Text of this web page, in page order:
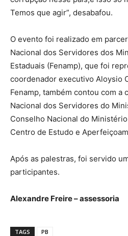
Temos que agir”, desabafou.
O evento foi realizado em
Nacional dos Servidores dos
Estaduais (Fenamp), que foi
coordenador executivo Aloysio
Fenamp, também contou com a
Nacional dos Servidores do
Conselho Nacional do
Centro de Estudo e
Após as palestras, foi servido
participantes.
Alexandre Freire – assessoria
TAGS PB